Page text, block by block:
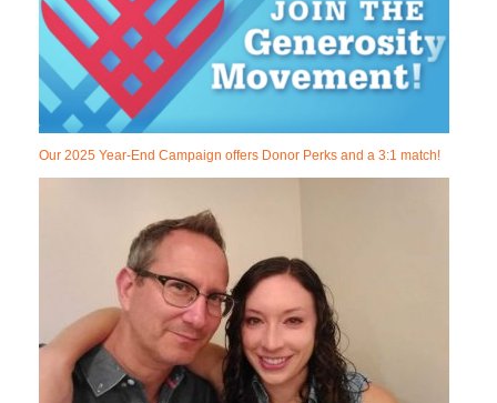
Our 2025 Year-End Campaign offers Donor Perks and a 3:1 match!